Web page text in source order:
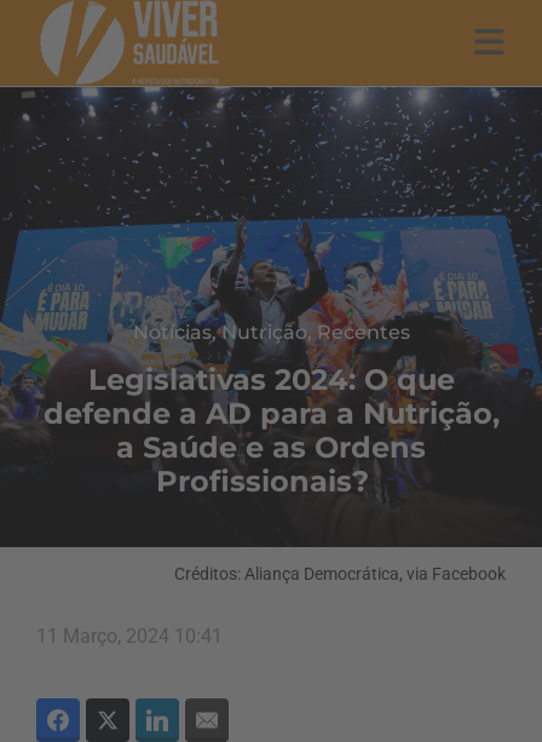
Notícias,Nutrição,Recentes
Legislativas 2024: O que
defende a AD para a Nutrição,
a Saúde e as Ordens
Profissionais?
Créditos: Aliança Democrática, via Facebook
11 Março, 2024 10:41